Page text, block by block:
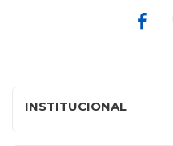
INSTITUCIONAL